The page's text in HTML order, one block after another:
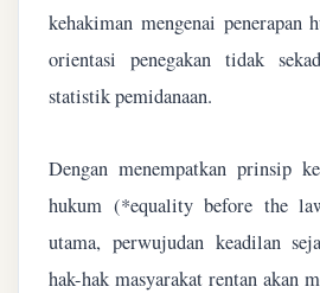
kehakiman mengenai penerapan
orientasi penegakan tidak
statistik pemidanaan.
Dengan menempatkan prinsip
hukum (*equality before the
utama, perwujudan keadilan
hak-hak masyarakat rentan akan